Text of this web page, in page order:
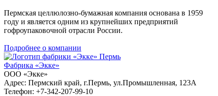
Пермская целлюлозно-бумажная компания основана в 1959
году и является одним из крупнейших предприятий
гофроупаковочной отрасли России.
Подробнее о компании
Пермь
Фабрика «Экке»
ООО «Экке»
Адрес: Пермский край, г.Пермь, ул.Промышленная, 123А
Телефон: +7-342-207-99-10